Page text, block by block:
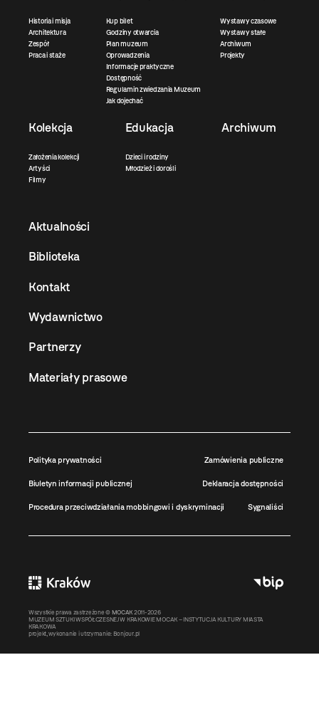
Historia i misja
Architektura
Zespół
Praca i staże
Kup bilet
Godziny otwarcia
Plan muzeum
Oprowadzenia
Informacje praktyczne
Dostępność
Regulamin zwiedzania Muzeum
Jak dojechać
Wystawy czasowe
Wystawy stałe
Archiwum
Projekty
Kolekcja
Założenia kolekcji
Artyści
Filmy
Edukacja
Dzieci i rodziny
Młodzież i dorośli
Archiwum
Aktualności
Biblioteka
Kontakt
Wydawnictwo
Partnerzy
Materiały prasowe
Polityka prywatności Zamówienia publiczne
Biuletyn informacji publicznej Deklaracja dostępności
Procedura przeciwdziałania mobbingowi i dyskryminacji Sygnaliści
Wszystkie prawa zastrzeżone © MOCAK 2011-2026
MUZEUM SZTUKI WSPÓŁCZESNEJ W KRAKOWIE MOCAK – INSTYTUCJA KULTURY MIASTA
KRAKOWA
projekt, wykonanie i utrzymanie: Bonjour.pl